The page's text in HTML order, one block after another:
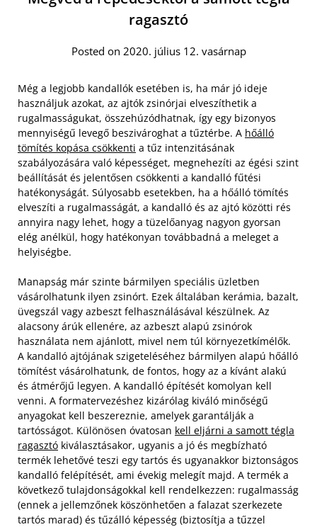
ragasztó
Posted on 2020. július 12. vasárnap
Még a legjobb kandallók esetében is, ha már jó ideje
használjuk azokat, az ajtók zsinórjai elveszíthetik a
rugalmasságukat, összehúzódhatnak, így egy bizonyos
mennyiségű levegő beszivároghat a tűztérbe. A hőálló
tömítés kopása csökkenti a tűz intenzitásának
szabályozására való képességet, megnehezíti az égési szint
beállítását és jelentősen csökkenti a kandalló fűtési
hatékonyságát. Súlyosabb esetekben, ha a hőálló tömítés
elveszíti a rugalmasságát, a kandalló és az ajtó közötti rés
annyira nagy lehet, hogy a tüzelőanyag nagyon gyorsan
elég anélkül, hogy hatékonyan továbbadná a meleget a
helyiségbe.
Manapság már szinte bármilyen speciális üzletben
vásárolhatunk ilyen zsinórt. Ezek általában kerámia, bazalt,
üvegszál vagy azbeszt felhasználásával készülnek. Az
alacsony árúk ellenére, az azbeszt alapú zsinórok
használata nem ajánlott, mivel nem túl környezetkímélők.
A kandalló ajtójának szigeteléséhez bármilyen alapú hőálló
tömítést vásárolhatunk, de fontos, hogy az a kívánt alakú
és átmérőjű legyen. A kandalló építését komolyan kell
venni. A formatervezéshez kizárólag kiváló minőségű
anyagokat kell beszereznie, amelyek garantálják a
tartósságot. Különösen óvatosan kell eljárni a samott tégla
ragasztó kiválasztásakor, ugyanis a jó és megbízható
termék lehetővé teszi egy tartós és ugyanakkor biztonságos
kandalló felépítését, ami évekig melegít majd. A termék a
következő tulajdonságokkal kell rendelkezzen: rugalmasság
(ennek a jellemzőnek köszönhetően a falazat szerkezete
tartós marad) és tűzálló képesség (biztosítja a tűzzel